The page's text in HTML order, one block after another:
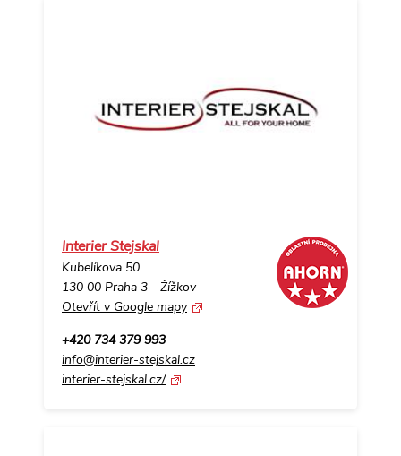
Interier Stejskal
Kubelíkova 50
130 00 Praha 3 - Žížkov
Otevřít v Google mapy
+420 734 379 993
info@interier-stejskal.cz
interier-stejskal.cz/